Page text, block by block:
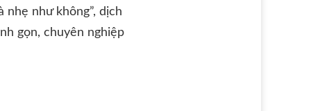
như không”, dịch
gọn, chuyên nghiệp